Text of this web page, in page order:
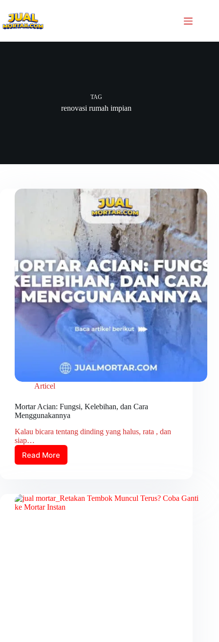
TAG
renovasi rumah impian
Articel
Mortar Acian: Fungsi, Kelebihan, dan Cara
Menggunakannya
Kalau bicara tentang dinding yang halus, rata , dan
siap…
Read More